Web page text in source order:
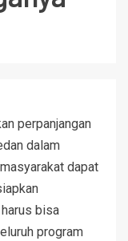
perpanjangan
dalam
dapat
bisa
program